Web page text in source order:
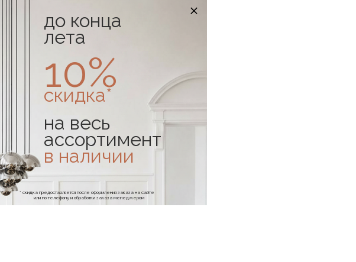
до конца
лета
10%
скидка*
на весь
ассортимент
в наличии
* скидка предоставляется после оформления заказа на сайте
или по телефону и обработки заказа менеджером